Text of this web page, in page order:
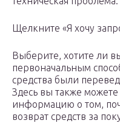
Щелкните «Я хочу
Выберите, хотите ли
первоначальным
средства были
Здесь вы также
информацию о том,
возврат средств за